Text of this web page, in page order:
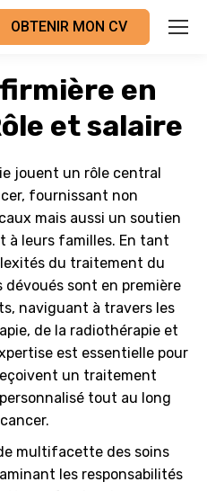
OBTENIR MON CV
en
et salaire
jouent un rôle central
fournissant non
mais aussi un soutien
à leurs familles. En tant
du traitement du
dévoués sont en première
naviguant à travers les
de la radiothérapie et
est essentielle pour
un traitement
tout au long
multifacette des soins
les responsabilités